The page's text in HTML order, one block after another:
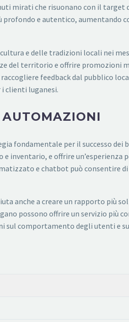
mirati che risuonano con il
e autentico, aumentando
e delle tradizioni locali nei
del territorio e offrire promozioni
feedback dal pubblico
clienti luganesi.
AUTOMAZIONI
fondamentale per il successo dei
inventario, e offrire un’esperienza
e chatbot può consentire
anche a creare un rapporto più
possono offrire un servizio più
comportamento degli utenti e